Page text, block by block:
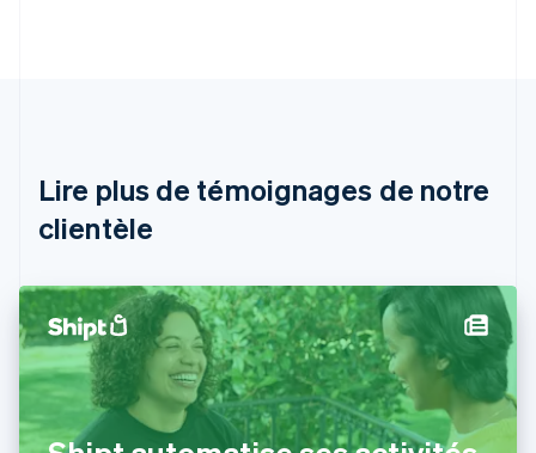
Lire plus de témoignages de notre
clientèle
Brésil
PortuguêsEnglish
Bulgarie
English Français
Chine continentale
简体中文English
Chypre
English
Croatie
English Italiano